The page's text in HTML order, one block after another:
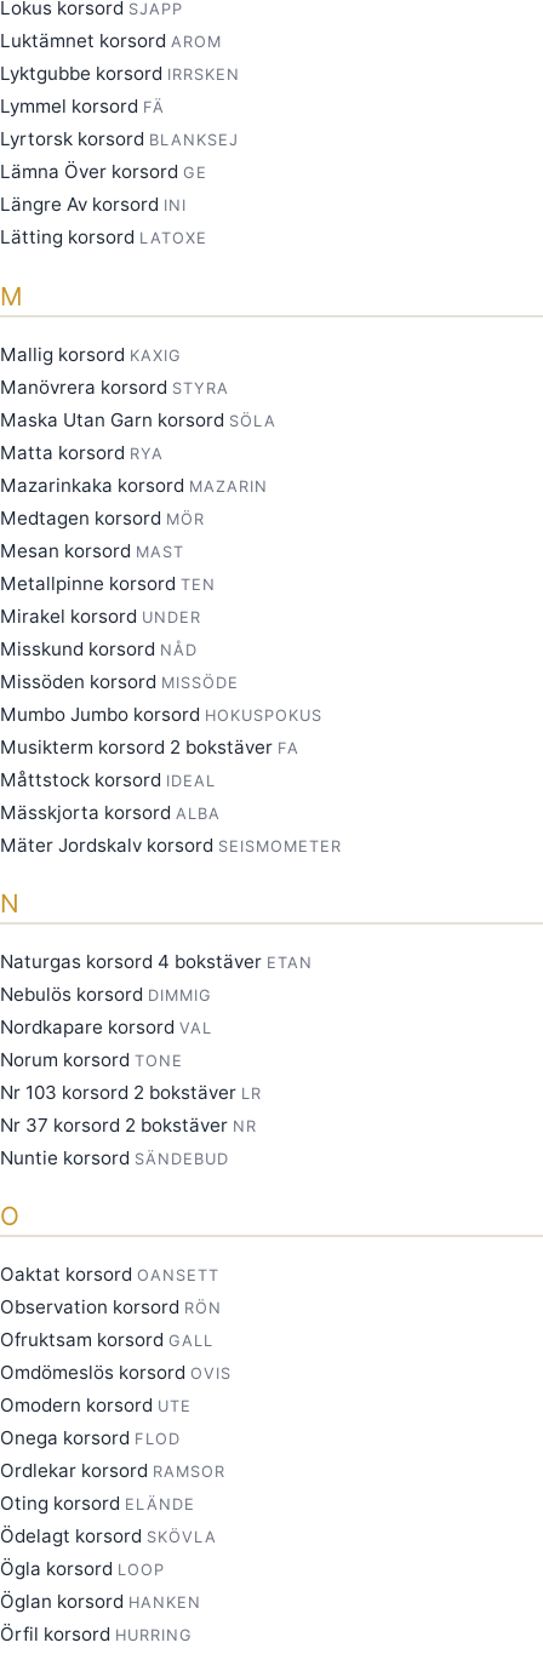
Lokus korsord SJAPP
Luktämnet korsord AROM
Lyktgubbe korsord IRRSKEN
Lymmel korsord FÄ
Lyrtorsk korsord BLANKSEJ
Lämna Över korsord GE
Längre Av korsord INI
Lätting korsord LATOXE
M
Mallig korsord KAXIG
Manövrera korsord STYRA
Maska Utan Garn korsord SÖLA
Matta korsord RYA
Mazarinkaka korsord MAZARIN
Medtagen korsord MÖR
Mesan korsord MAST
Metallpinne korsord TEN
Mirakel korsord UNDER
Misskund korsord NÅD
Missöden korsord MISSÖDE
Mumbo Jumbo korsord HOKUSPOKUS
Musikterm korsord 2 bokstäver FA
Måttstock korsord IDEAL
Mässkjorta korsord ALBA
Mäter Jordskalv korsord SEISMOMETER
N
Naturgas korsord 4 bokstäver ETAN
Nebulös korsord DIMMIG
Nordkapare korsord VAL
Norum korsord TONE
Nr 103 korsord 2 bokstäver LR
Nr 37 korsord 2 bokstäver NR
Nuntie korsord SÄNDEBUD
O
Oaktat korsord OANSETT
Observation korsord RÖN
Ofruktsam korsord GALL
Omdömeslös korsord OVIS
Omodern korsord UTE
Onega korsord FLOD
Ordlekar korsord RAMSOR
Oting korsord ELÄNDE
Ödelagt korsord SKÖVLA
Ögla korsord LOOP
Öglan korsord HANKEN
Örfil korsord HURRING